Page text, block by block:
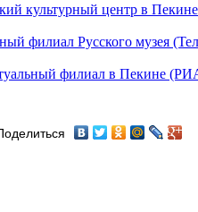
культурный центр в
филиал Русского музея
филиал в Пекине